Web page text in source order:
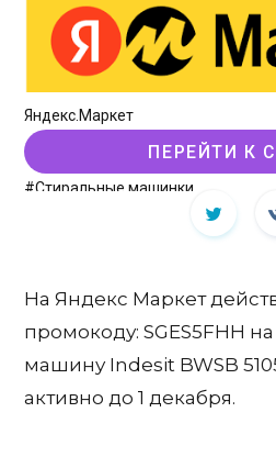
Яндекс.Маркет
ПЕРЕЙТИ К
#Стиральные машинки
На Яндекс Маркет
промокоду: SGES5FHH
машину Indesit BWSB
активно до 1 декабря.